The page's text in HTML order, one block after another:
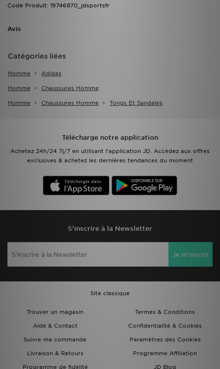
Code Produit: 19746870_jdsportsfr
Avis
Catégories liées
Homme Adidas
Homme Chaussures Homme
Homme Chaussures Homme Tongs Et Sandales
Télécharge notre application
Achetez 24h/24 7j/7 en utilisant l'application JD. Accèdez aux offres
exclusives & achetez les dernières tendances du moment
S'inscrire à la Newsletter
Je m'inscris
Site classique
Trouver un magasin
Termes & Conditions
Aide & Contact
Confidentialité & Cookies
Suivre ma commande
Paramètres des Cookies
Livraison & Retours
Programme Affiliation
Programme de fidélité
JD Blog